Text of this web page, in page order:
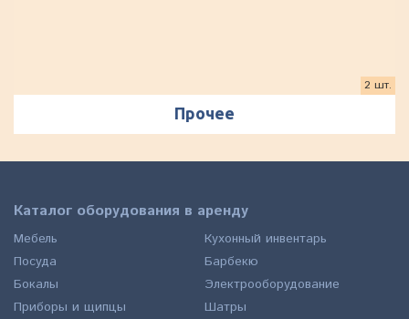
Прочее
2 шт.
Каталог оборудования в аренду
Мебель
Посуда
Бокалы
Приборы и щипцы
Кухонный инвентарь
Барбекю
Электрооборудование
Шатры